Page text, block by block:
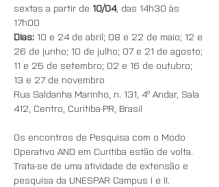
sextas a partir de 10/04, das 14h30 às
17h00
Dias: 10 e 24 de abril; 08 e 22 de maio; 12 e
26 de junho; 10 de julho; 07 e 21 de agosto;
11 e 25 de setembro; 02 e 16 de outubro;
13 e 27 de novembro
Rua Saldanha Marinho, n. 131, 4º Andar, Sala
412, Centro, Curitiba-PR, Brasil
Os encontros de Pesquisa com o Modo
Operativo AND em Curitiba estão de volta.
Trata-se de uma atividade de extensão e
pesquisa da UNESPAR Campus I e II.